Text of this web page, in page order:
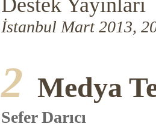
Destek Yayınları
İstanbul Mart 2013,
2 Medya
Sefer Darıcı